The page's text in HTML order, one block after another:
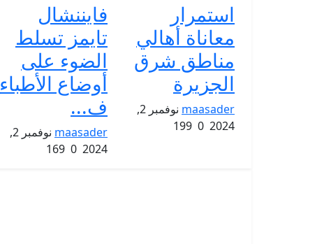
استمرار
معاناة أهالي
مناطق شرق
الجزيرة
maasader
نوفمبر 2,
2024
فايننشال
تايمز تسلط
الضوء على
أوضاع الأطباء
ف...
maasader
نوفمبر 2,
2024